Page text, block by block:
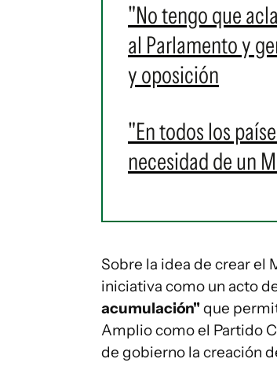
"No tengo que
al Parlamento y
y oposición
"En todos los
necesidad de un
Sobre la idea de crear el
iniciativa como un acto
acumulación"que
Amplio como el Partido
de gobierno la creación